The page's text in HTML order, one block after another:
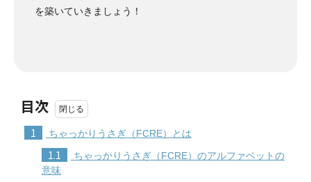
を築いていきましょう！
目次
1 ちゃっかりうさぎ（FCRE）とは
1.1
ちゃっかりうさぎ（FCRE）のアルファベットの
意味